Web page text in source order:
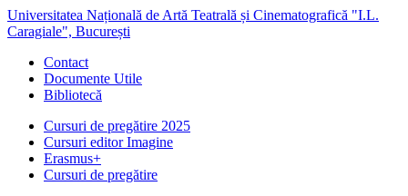
Universitatea Națională de Artă Teatrală și Cinematografică "I.L.
Caragiale", București
Contact
Documente Utile
Bibliotecă
Cursuri de pregătire 2025
Cursuri editor Imagine
Erasmus+
Cursuri de pregătire